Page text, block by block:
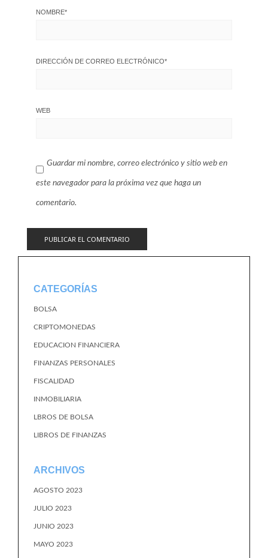
NOMBRE*
DIRECCIÓN DE CORREO ELECTRÓNICO*
WEB
Guardar mi nombre, correo electrónico y sitio web en
este navegador para la próxima vez que haga un
comentario.
CATEGORÍAS
BOLSA
CRIPTOMONEDAS
EDUCACION FINANCIERA
FINANZAS PERSONALES
FISCALIDAD
INMOBILIARIA
LBROS DE BOLSA
LIBROS DE FINANZAS
ARCHIVOS
AGOSTO 2023
JULIO 2023
JUNIO 2023
MAYO 2023